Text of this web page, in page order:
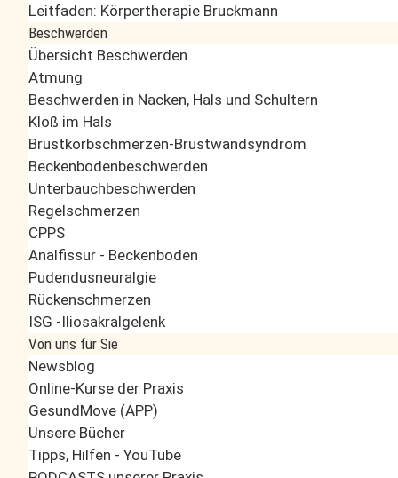
Leitfaden: Körpertherapie Bruckmann
Beschwerden
Übersicht Beschwerden
Atmung
Beschwerden in Nacken, Hals und Schultern
Kloß im Hals
Brustkorbschmerzen-Brustwandsyndrom
Beckenbodenbeschwerden
Unterbauchbeschwerden
Regelschmerzen
CPPS
Analfissur - Beckenboden
Pudendusneuralgie
Rückenschmerzen
ISG -Iliosakralgelenk
Von uns für Sie
Newsblog
Online-Kurse der Praxis
GesundMove (APP)
Unsere Bücher
Tipps, Hilfen - YouTube